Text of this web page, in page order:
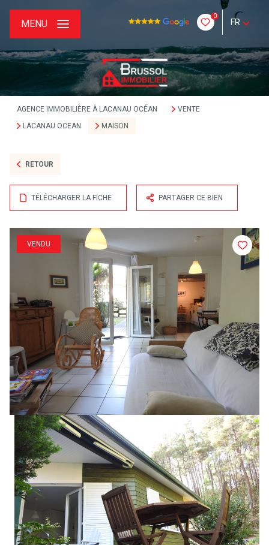
0
FR
MENU
AGENCE IMMOBILIÈRE À LACANAU OCÉAN
VENTE
LACANAU OCEAN
MAISON
RETOUR
TÉLÉCHARGER LA FICHE PARTAGER CE BIEN
VENDU